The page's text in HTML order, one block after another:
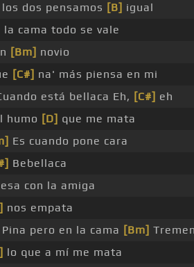
los dos pensamos [B] igual
la cama todo se vale
[Bm] novio
[C#] na' más piensa en mi
está bellaca Eh, [C#] eh
humo [D] que me mata
Es cuando pone cara
Bebellaca
con la amiga
nos empata
pero en la cama [Bm]
lo que a mí me mata